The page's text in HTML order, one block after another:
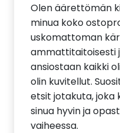
Olen äärettömän
minua koko
uskomattoman
ammattitaitoisesti
ansiostaan kaikki
olin kuvitellut.
etsit jotakuta, joka
sinua hyvin ja
vaiheessa.